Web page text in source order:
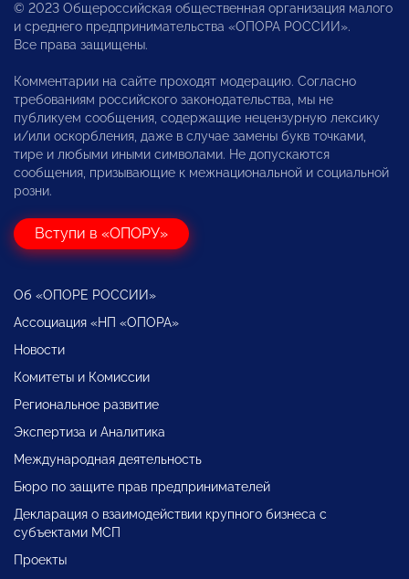
© 2023 Общероссийская общественная организация малого
и среднего предпринимательства «ОПОРА РОССИИ».
Все права защищены.
Комментарии на сайте проходят модерацию. Согласно
требованиям российского законодательства, мы не
публикуем сообщения, содержащие нецензурную лексику
и/или оскорбления, даже в случае замены букв точками,
тире и любыми иными символами. Не допускаются
сообщения, призывающие к межнациональной и социальной
розни.
Вступи в «ОПОРУ»
Об «ОПОРЕ РОССИИ»
Ассоциация «НП «ОПОРА»
Новости
Комитеты и Комиссии
Региональное развитие
Экспертиза и Аналитика
Международная деятельность
Бюро по защите прав предпринимателей
Декларация о взаимодействии крупного бизнеса с
субъектами МСП
Проекты